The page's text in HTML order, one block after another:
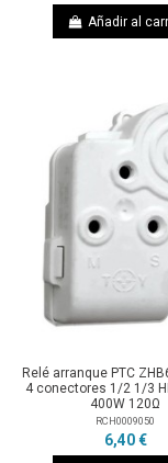
Añadir al
Relé arranque PTC
4 conectores 1/2 1/3
400W 120Ω
RCH0009050
6,40 €